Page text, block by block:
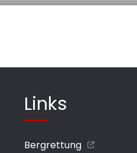
Links
Bergrettung